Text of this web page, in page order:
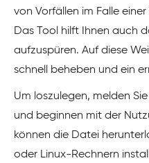
von Vorfällen im Falle
Das Tool hilft Ihnen auch
aufzuspüren. Auf diese
schnell beheben und ein
Um loszulegen, melden
und beginnen mit der
können die Datei
oder Linux-Rechnern